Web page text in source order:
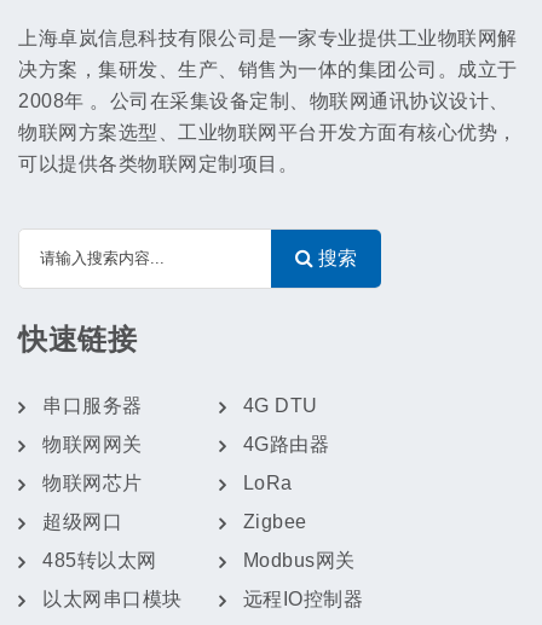
上海卓岚信息科技有限公司是一家专业提供工业物联网解
决方案，集研发、生产、销售为一体的集团公司。成立于
2008年 。公司在采集设备定制、物联网通讯协议设计、
物联网方案选型、工业物联网平台开发方面有核心优势，
可以提供各类物联网定制项目。
搜索
快速链接
串口服务器
物联网网关
物联网芯片
超级网口
485转以太网
以太网串口模块
4G DTU
4G路由器
LoRa
Zigbee
Modbus网关
远程IO控制器